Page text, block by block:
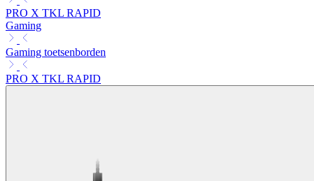
PRO X TKL RAPID
Gaming
Gaming toetsenborden
PRO X TKL RAPID